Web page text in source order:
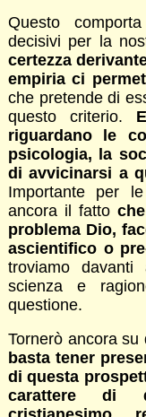
Questo
decisivi per la
certezza
empiria ci
che pretende di
questo criterio.
riguardano le
psicologia, la
di avvicinarsi a
Importante per
ancora il fatto
problema Dio,
ascientifico o
troviamo
scienza e
questione.
Tornerò ancora
basta tener
di questa
carattere di